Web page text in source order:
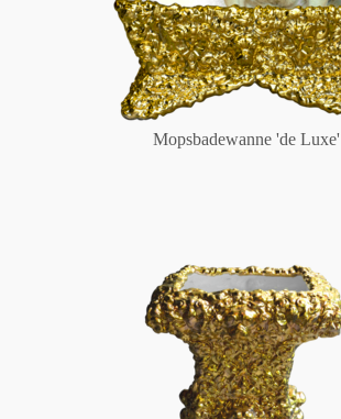
Mopsbadewanne 'de Luxe'